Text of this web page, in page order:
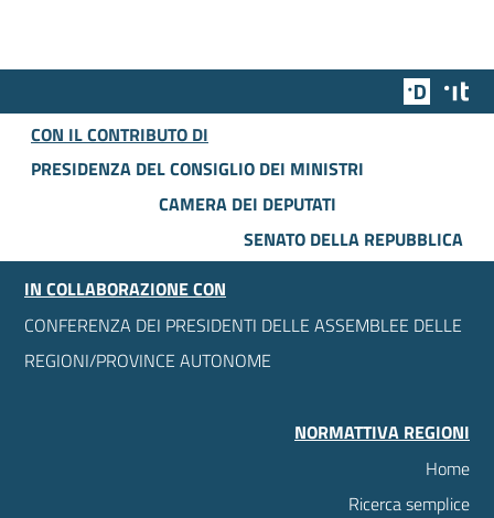
Team
CON IL CONTRIBUTO DI
PRESIDENZA DEL CONSIGLIO DEI MINISTRI
CAMERA DEI DEPUTATI
SENATO DELLA REPUBBLICA
IN COLLABORAZIONE CON
CONFERENZA DEI PRESIDENTI DELLE ASSEMBLEE DELLE
REGIONI/PROVINCE AUTONOME
NORMATTIVA REGIONI
Home
Ricerca semplice